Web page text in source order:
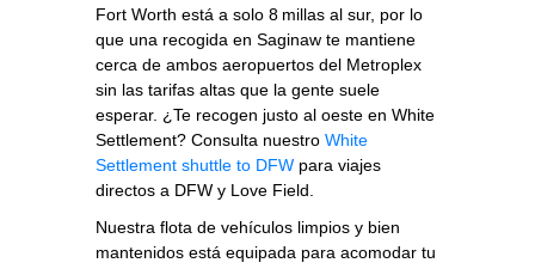
Fort Worth está a solo 8 millas al sur, por lo
que una recogida en Saginaw te mantiene
cerca de ambos aeropuertos del Metroplex
sin las tarifas altas que la gente suele
esperar. ¿Te recogen justo al oeste en White
Settlement? Consulta nuestro White
Settlement shuttle to DFW para viajes
directos a DFW y Love Field.
Nuestra flota de vehículos limpios y bien
mantenidos está equipada para acomodar tu